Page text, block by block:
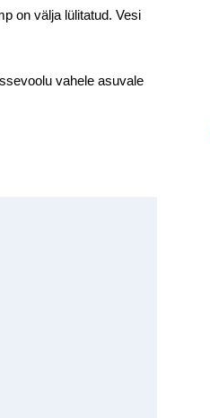
on välja lülitatud. Vesi
vahele asuvale